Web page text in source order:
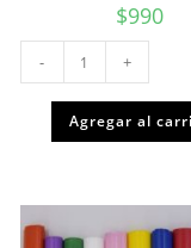
$990
Carpeta
oficio
con
acoclip
o
gusano
celeste
- +
Agregar al